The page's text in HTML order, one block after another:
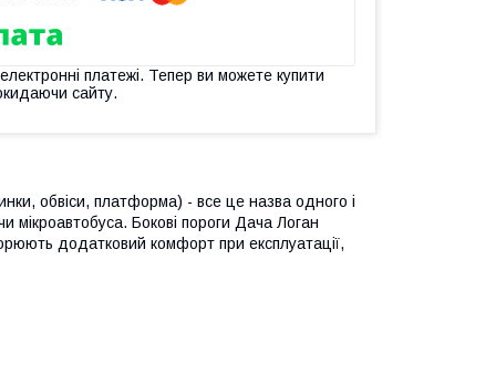
платежі. Тепер ви можете купити
сайту.
обвіси, платформа) - все це назва одного і
мікроавтобуса. Бокові пороги Дача Логан
додатковий комфорт при експлуатації,